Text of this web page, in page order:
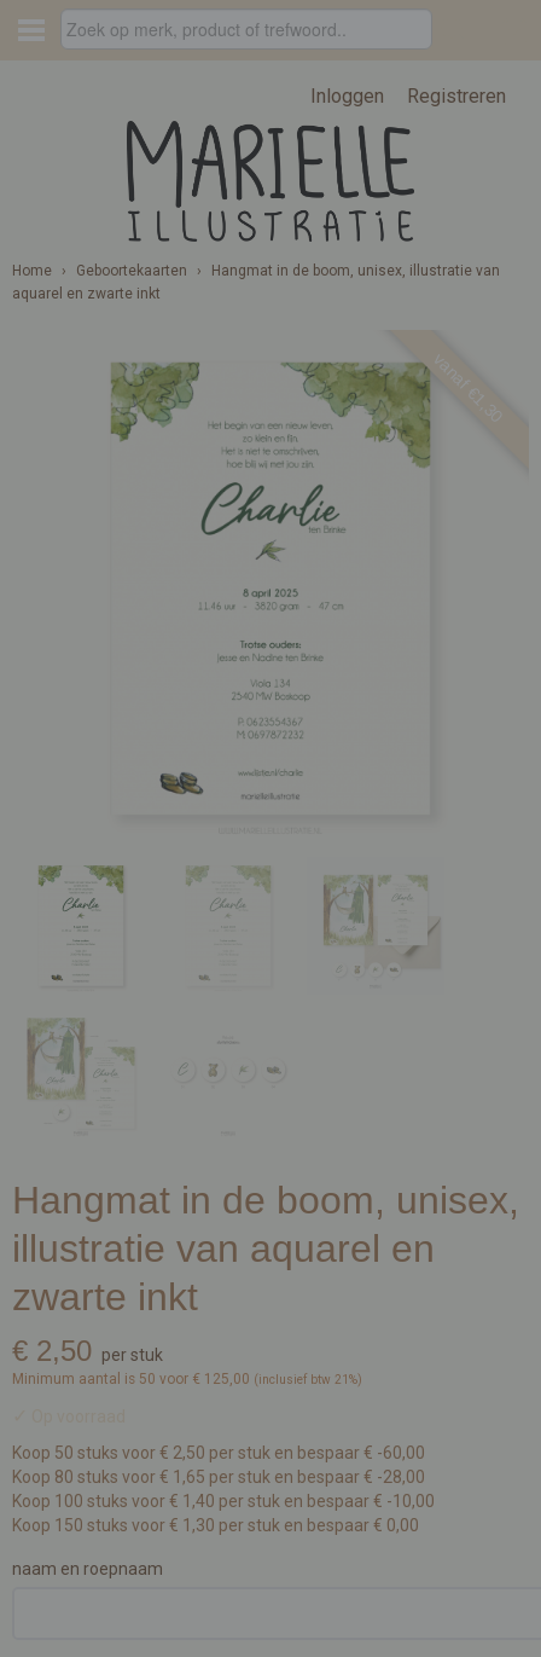
Inloggen Registreren
Home › Geboortekaarten ›
Hangmat in de boom, unisex, illustratie van
aquarel en zwarte inkt
vanaf €1,30
Hangmat in de boom, unisex,
illustratie van aquarel en
zwarte inkt
€ 2,50 per stuk
Minimum aantal is 50 voor € 125,00 (inclusief btw 21%)
Koop 50 stuks voor € 2,50 per stuk en bespaar € -60,00
Koop 80 stuks voor € 1,65 per stuk en bespaar € -28,00
Koop 100 stuks voor € 1,40 per stuk en bespaar € -10,00
Koop 150 stuks voor € 1,30 per stuk en bespaar € 0,00
naam en roepnaam